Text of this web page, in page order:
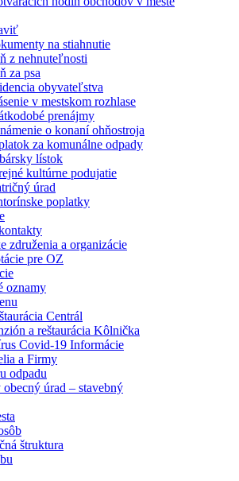
na stiahnutie
z nehnuteľnosti
za psa
obyvateľstva
v mestskom rozhlase
prenájmy
o konaní ohňostroja
za komunálne odpady
lístok
kultúrne podujatie
úrad
poplatky
združenia a organizácie
pre OZ
oznamy
Centrál
a reštaurácia Kôlnička
Covid-19 Informácie
a Firmy
odpadu
obecný úrad – stavebný
štruktura